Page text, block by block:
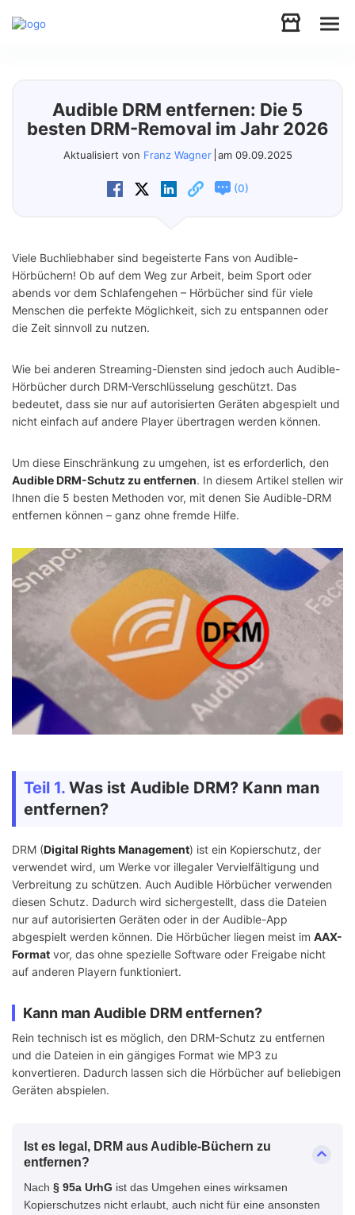
Video
Store
Audible DRM entfernen: Die 5
besten DRM-Removal im Jahr 2026
Aktualisiert von Franz Wagner am 09.09.2025
(0)
Viele Buchliebhaber sind begeisterte Fans von Audible-
Hörbüchern! Ob auf dem Weg zur Arbeit, beim Sport oder
abends vor dem Schlafengehen – Hörbücher sind für viele
Menschen die perfekte Möglichkeit, sich zu entspannen oder
die Zeit sinnvoll zu nutzen.
Wie bei anderen Streaming-Diensten sind jedoch auch Audible-
Hörbücher durch DRM-Verschlüsselung geschützt. Das
bedeutet, dass sie nur auf autorisierten Geräten abgespielt und
nicht einfach auf andere Player übertragen werden können.
Um diese Einschränkung zu umgehen, ist es erforderlich, den
Audible DRM-Schutz zu entfernen. In diesem Artikel stellen wir
Ihnen die 5 besten Methoden vor, mit denen Sie Audible-DRM
entfernen können – ganz ohne fremde Hilfe.
Teil 1. Was ist Audible DRM? Kann man
entfernen?
DRM (Digital Rights Management) ist ein Kopierschutz, der
verwendet wird, um Werke vor illegaler Vervielfältigung und
Verbreitung zu schützen. Auch Audible Hörbücher verwenden
diesen Schutz. Dadurch wird sichergestellt, dass die Dateien
nur auf autorisierten Geräten oder in der Audible-App
abgespielt werden können. Die Hörbücher liegen meist im AAX-
Format vor, das ohne spezielle Software oder Freigabe nicht
auf anderen Playern funktioniert.
Kann man Audible DRM entfernen?
Rein technisch ist es möglich, den DRM-Schutz zu entfernen
und die Dateien in ein gängiges Format wie MP3 zu
konvertieren. Dadurch lassen sich die Hörbücher auf beliebigen
Geräten abspielen.
Ist es legal, DRM aus Audible-Büchern zu
entfernen?
Nach § 95a UrhG ist das Umgehen eines wirksamen
Kopierschutzes nicht erlaubt, auch nicht für eine ansonsten